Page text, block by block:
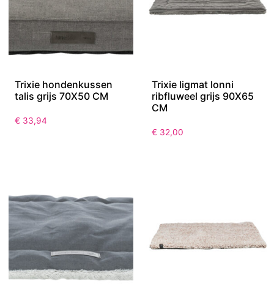
Trixie hondenkussen
talis grijs 70X50 CM
€ 33,94
Trixie ligmat lonni
ribfluweel grijs 90X65
CM
€ 32,00